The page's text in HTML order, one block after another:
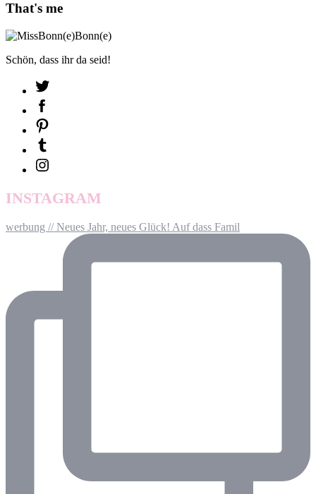
That's me
Schön, dass ihr da seid!
INSTAGRAM
werbung // Neues Jahr, neues Glück! Auf dass Famil